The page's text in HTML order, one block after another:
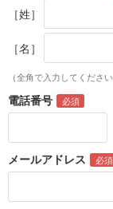
［姓］
［名］
（全角で入力してください
電話番号
メールアドレス